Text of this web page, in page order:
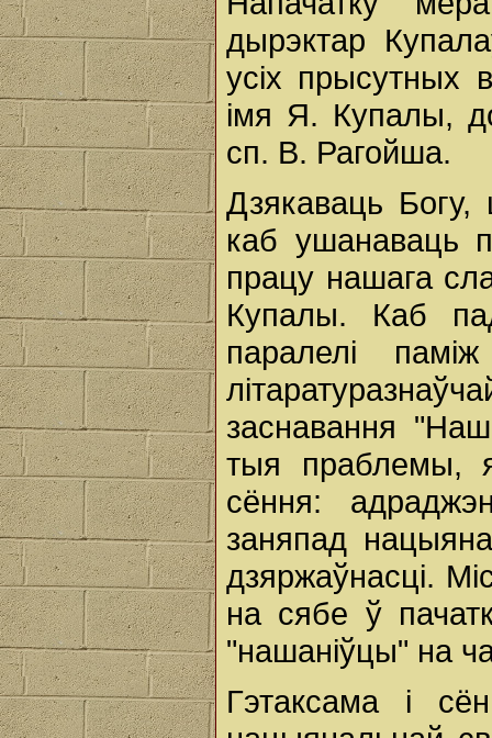
дырэктар
усіх прысутных
імя Я. Купалы,
сп. В. Рагойша.
Дзякаваць Богу,
каб ушанаваць
працу нашага
Купалы. Каб
паралелі паміж
заснавання
тыя праблемы,
сёння:
заняпад
дзяржаўнасці.
на сябе ў
"нашаніўцы" на
Гэтаксама і